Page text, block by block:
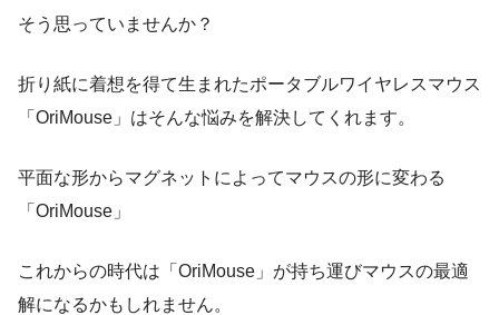
そう思っていませんか？
折り紙に着想を得て生まれたポータブルワイヤレスマウス
「OriMouse」はそんな悩みを解決してくれます。
平面な形からマグネットによってマウスの形に変わる
「OriMouse」
これからの時代は「OriMouse」が持ち運びマウスの最適
解になるかもしれません。